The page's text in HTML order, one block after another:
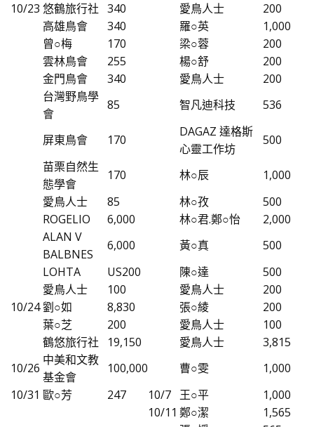
10/23 悠鶴旅行社 340 愛鳥人士
200
高雄鳥會
340 羅○英
1,000
曾○梅
170 梁○蓉
200
雲林鳥會
255 楊○舒
200
金門鳥會
340 愛鳥人士
200
台灣野鳥學
會
85 智凡迪科技 536
屏東鳥會 170
DAGAZ 達格斯
心靈工作坊
500
苗栗自然生
態學會
170 林○辰
1,000
愛鳥人士
85 林○孜
500
ROGELIO
6,000 林○君.鄭○怡
2,000
ALAN V
BALBNES
6,000 黃○真
500
LOHTA
US200 陳○達
500
愛鳥人士
100 愛鳥人士
200
10/24劉○如 8,830 張○綾
200
葉○芝
200 愛鳥人士
100
鶴悠旅行社
19,150 愛鳥人士
3,815
10/26
中美和文教
基金會
100,000 曹○雯
1,000
10/31 歐○芳 247 10/7 王○平
1,000
10/11 鄭○潔
1,565